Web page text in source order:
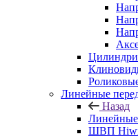
Линейные
Назад
Линейные
ШВП